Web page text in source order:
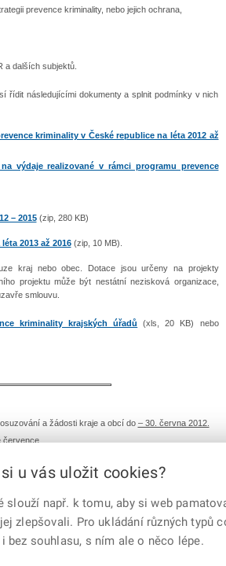
prevence kriminality, nebo jejich ochrana,
a dalších subjektů.
řídit následujícími dokumenty a splnit podmínky v nich
kriminality v České republice na léta 2012 až
výdaje realizované v rámci programu prevence
– 2015(zip, 280 KB)
2013 až 2016(zip, 10 MB).
kraj nebo obec. Dotace jsou určeny na projekty
projektu může být nestátní nezisková organizace,
smlouvu.
kriminality krajských úřadů
(xls, 20 KB) nebo
a žádosti kraje a obcí do – 30. června 2012.
vytisknout
Corp.
Facebook
u vás uložit cookies?
např. k tomu, aby si web
zlepšovali. Pro ukládání různých typů
bez souhlasu, s ním ale o něco lépe.